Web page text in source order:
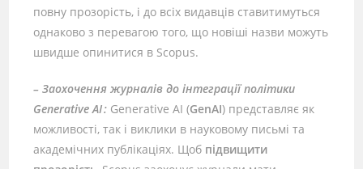
повну прозорість, і до всіх видавців ставитимуться
однаково з перевагою того, що новіші назви можуть
швидше опинитися в Scopus.
– Заохочення журналів до інтеграції політики
Generative AI : Generative AI (GenAI) представляє як
можливості, так і виклики в науковому письмі та
академічних публікаціях. Щоб підвищити